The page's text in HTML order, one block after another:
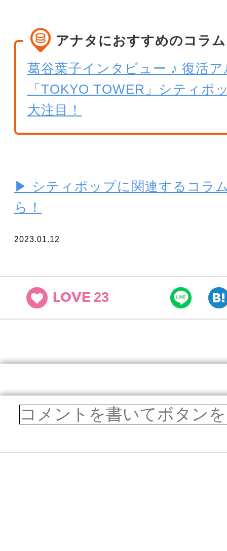
アナタにおすすめのコラム
葛谷葉子インタビュー ♪ 復活
「TOKYO TOWER」シティポ
大注目！
▶ シティポップに関連するコラ
ら！
2023.01.12
LOVE 23